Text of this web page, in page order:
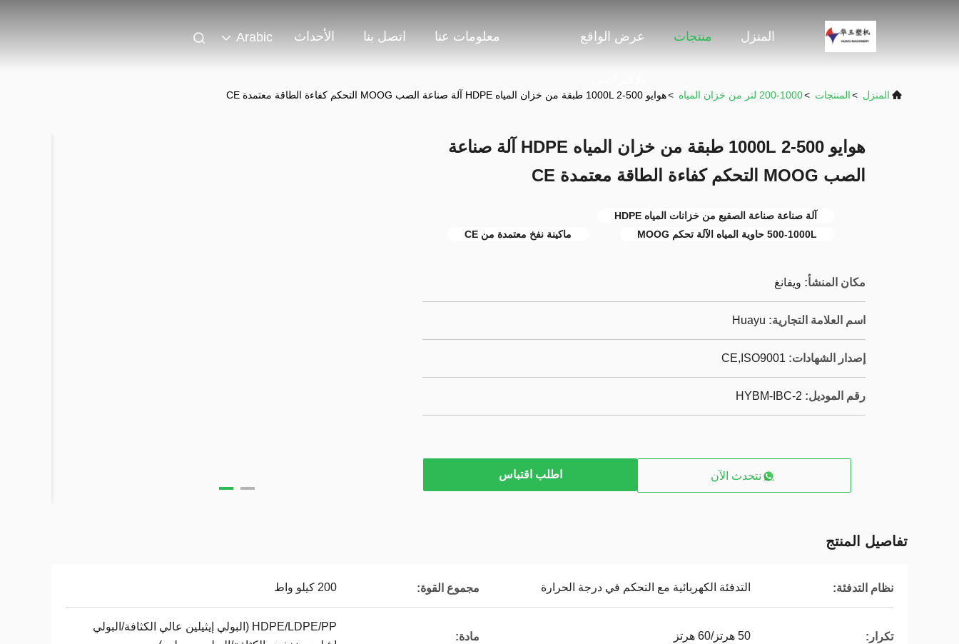
المنزل منتجات عرض الواقع معلومات عنا اتصل بنا الأحداث Arabic
المنزل >المنتجات >200-1000 لتر من خزان المياه >هوايو 500-1000L 2 طبقة من خزان المياه HDPE آلة صناعة الصب MOOG التحكم كفاءة الطاقة معتمدة CE
هوايو 500-1000L 2 طبقة من خزان المياه HDPE آلة صناعة
الصب MOOG التحكم كفاءة الطاقة معتمدة CE
آلة صناعة صناعة الصقيع من خزانات المياه HDPE
500-1000L حاوية المياه الآلة تحكم MOOG
ماكينة نفخ معتمدة من CE
مكان المنشأ: ويفانغ
اسم العلامة التجارية: Huayu
إصدار الشهادات: CE,ISO9001
رقم الموديل: HYBM-IBC-2
نتحدث الآن اطلب اقتباس
تفاصيل المنتج
نظام التدفئة: التدفئة الكهربائية مع التحكم في درجة الحرارة مجموع القوة: 200 كيلو واط
تكرار: 50 هرتز/60 هرتز مادة:
HDPE/LDPE/PP (البولي إيثيلين عالي الكثافة/البولي